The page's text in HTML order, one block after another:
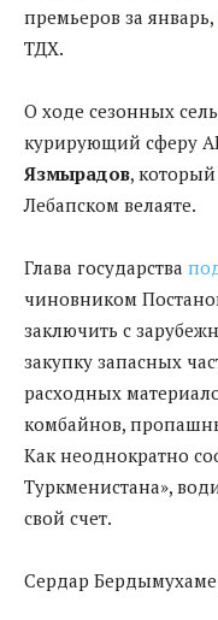
премьеров за январь,
ТДХ.
О ходе сезонных
курирующий сферу
Язмырадов,
Лебапском велаяте.
Глава государства
чиновником
заключить с
закупку запасных
расходных
комбайнов,
Как неоднократно
Туркменистана»,
свой счет.
Сердар